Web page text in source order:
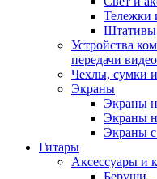
Тележки
Устройства
передачи
Чехлы, сумки
Экраны
Экраны
Экраны
Экраны с
Гитары
Аксессуары и
Беруши